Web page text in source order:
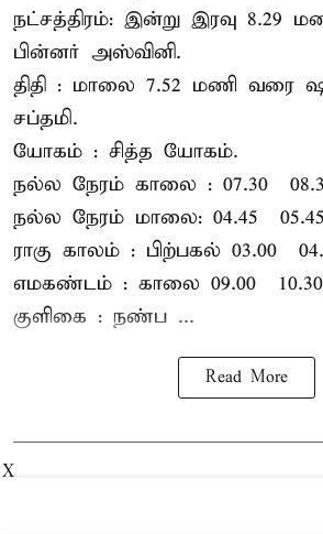
நட்சத்திரம்: இன்று இரவு 8.29
பின்னர் அஸ்வினி.
திதி : மாலை 7.52 மணி வரை
சப்தமி.
யோகம் : சித்த யோகம்.
நல்ல நேரம் காலை : 07.30 –
நல்ல நேரம் மாலை: 04.45 – 05.45
ராகு காலம் : பிற்பகல் 03.00 –
எமகண்டம் : காலை 09.00 –
குளிகை : நண்ப ...
Read More
X